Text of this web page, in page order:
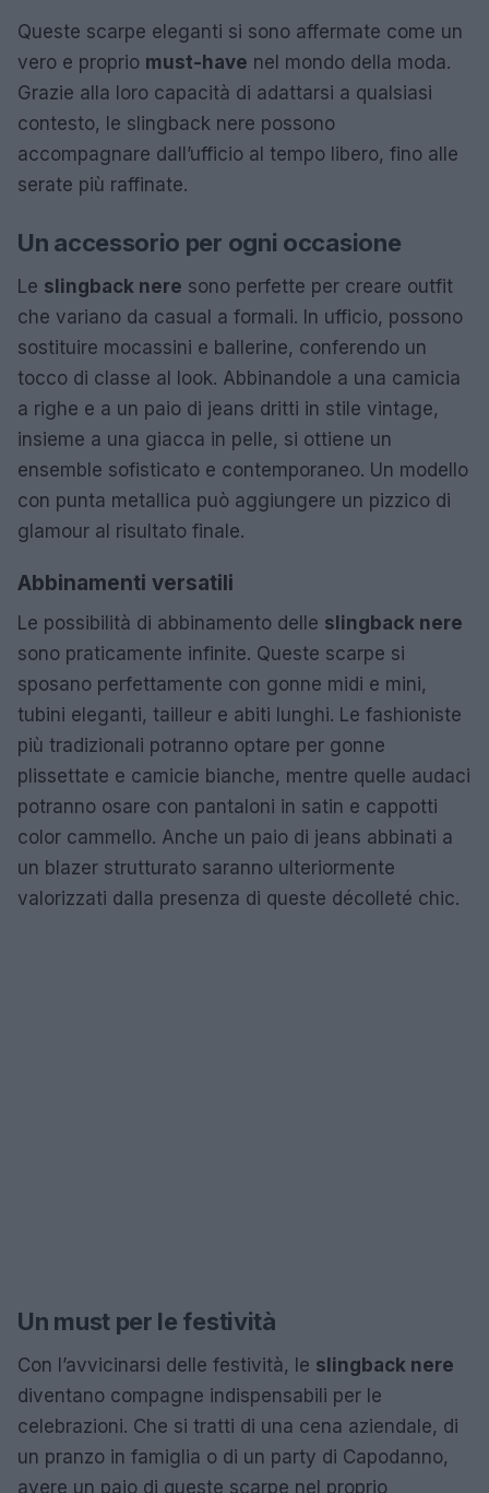
Queste scarpe eleganti si sono affermate come un
vero e proprio must-have nel mondo della moda.
Grazie alla loro capacità di adattarsi a qualsiasi
contesto, le slingback nere possono
accompagnare dall’ufficio al tempo libero, fino alle
serate più raffinate.
Un accessorio per ogni occasione
Le slingback nere sono perfette per creare outfit
che variano da casual a formali. In ufficio, possono
sostituire mocassini e ballerine, conferendo un
tocco di classe al look. Abbinandole a una camicia
a righe e a un paio di jeans dritti in stile vintage,
insieme a una giacca in pelle, si ottiene un
ensemble sofisticato e contemporaneo. Un modello
con punta metallica può aggiungere un pizzico di
glamour al risultato finale.
Abbinamenti versatili
Le possibilità di abbinamento delle slingback nere
sono praticamente infinite. Queste scarpe si
sposano perfettamente con gonne midi e mini,
tubini eleganti, tailleur e abiti lunghi. Le fashioniste
più tradizionali potranno optare per gonne
plissettate e camicie bianche, mentre quelle audaci
potranno osare con pantaloni in satin e cappotti
color cammello. Anche un paio di jeans abbinati a
un blazer strutturato saranno ulteriormente
valorizzati dalla presenza di queste décolleté chic.
Un must per le festività
Con l’avvicinarsi delle festività, le slingback nere
diventano compagne indispensabili per le
celebrazioni. Che si tratti di una cena aziendale, di
un pranzo in famiglia o di un party di Capodanno,
avere un paio di queste scarpe nel proprio